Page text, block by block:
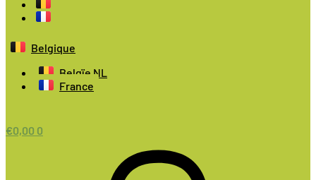
Belgique
Belgïe NL
France
€0,00 0